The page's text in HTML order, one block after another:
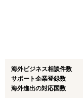
る海外市場調査＆参
⑤ アジア特有の中
までをカバーする海
■ 現場に入り込むハ
プラットフォーム
海外ビジネス相談件数
サポート企業登録数
海外進出の対応国数